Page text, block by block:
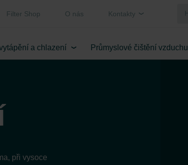
Filter Shop O nás Kontakty
a chlazení Průmyslové čištění vzduchu
při vysoce